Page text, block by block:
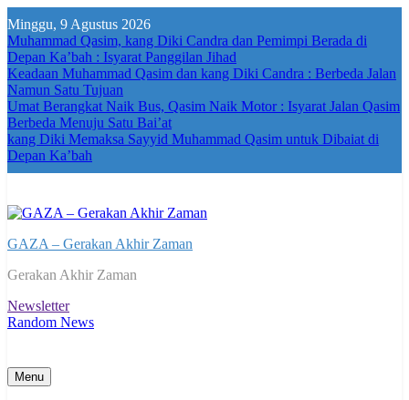
to
content
Minggu, 9 Agustus 2026
Muhammad Qasim, kang Diki Candra dan Pemimpi Berada di
Depan Ka’bah : Isyarat Panggilan Jihad
Keadaan Muhammad Qasim dan kang Diki Candra : Berbeda Jalan
Namun Satu Tujuan
Umat Berangkat Naik Bus, Qasim Naik Motor : Isyarat Jalan Qasim
Berbeda Menuju Satu Bai’at
kang Diki Memaksa Sayyid Muhammad Qasim untuk Dibaiat di
Depan Ka’bah
GAZA – Gerakan Akhir Zaman
Gerakan Akhir Zaman
Newsletter
Random News
Menu